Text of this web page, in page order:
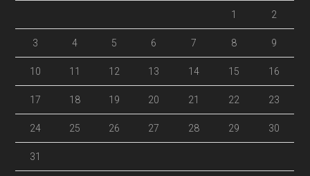
1 2
3 4 5 6 7 8 9
10 11 12 13 14 15 16
17 18 19 20 21 22 23
24 25 26 27 28 29 30
31